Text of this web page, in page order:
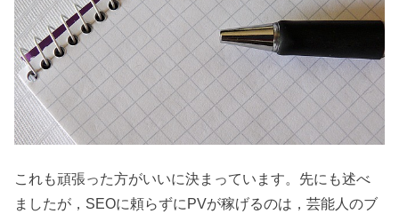
これも頑張った方がいいに決まっています。先にも述べ
ましたが，SEOに頼らずにPVが稼げるのは，芸能人のブ